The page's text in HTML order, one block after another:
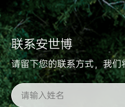
联系安世博
请留下您的联系方式，我